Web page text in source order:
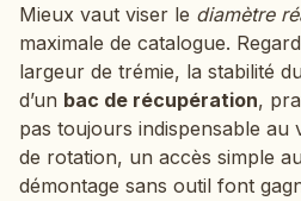
Mieux vaut viser le diamètre
maximale de catalogue.
largeur de trémie, la stabilité
d’un bac de récupération,
pas toujours indispensable au
de rotation, un accès simple
démontage sans outil font